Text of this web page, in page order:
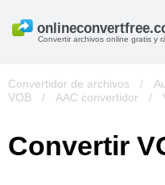
Convertir archivos online gratis y
Convertidor de archivos /
VOB
/ AAC convertidor /
Convertir